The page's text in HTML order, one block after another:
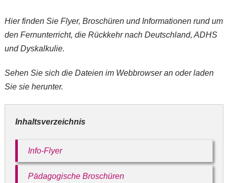
Hier finden Sie Flyer, Broschüren und Informationen rund um
den Fernunterricht, die Rückkehr nach Deutschland, ADHS
und Dyskalkulie.
Sehen Sie sich die Dateien im Webbrowser an oder laden
Sie sie herunter.
Inhaltsverzeichnis
Info-Flyer
Pädagogische Broschüren
Bitte akzeptieren Sie
unsere
Datenschutzerklärung.
unsere
Bitte lasse dieses Feld leer.
unsere